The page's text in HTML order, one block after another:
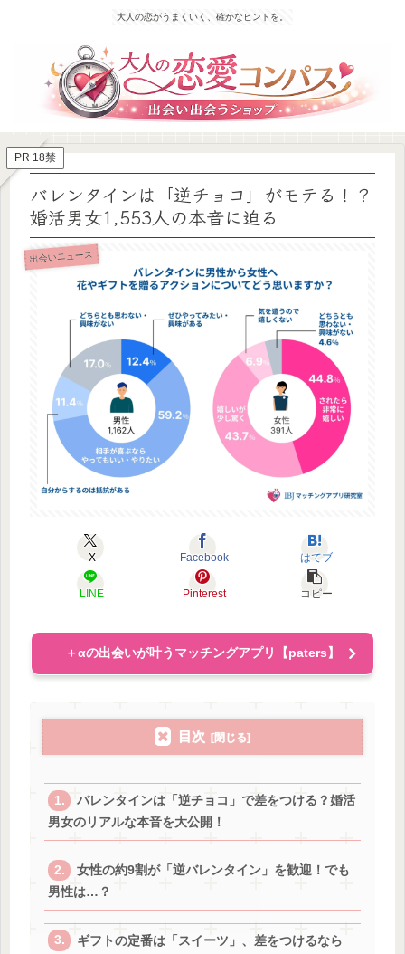
大人の恋がうまくいく、確かなヒントを。
PR 18禁
バレンタインは「逆チョコ」がモテる！？
婚活男女1,553人の本音に迫る
出会いニュース
X Facebook はてブ
LINE Pinterest コピー
＋αの出会いが叶うマッチングアプリ【paters】
目次
バレンタインは「逆チョコ」で差をつける？婚活
男女のリアルな本音を大公開！
女性の約9割が「逆バレンタイン」を歓迎！でも
男性は…？
ギフトの定番は「スイーツ」、差をつけるなら